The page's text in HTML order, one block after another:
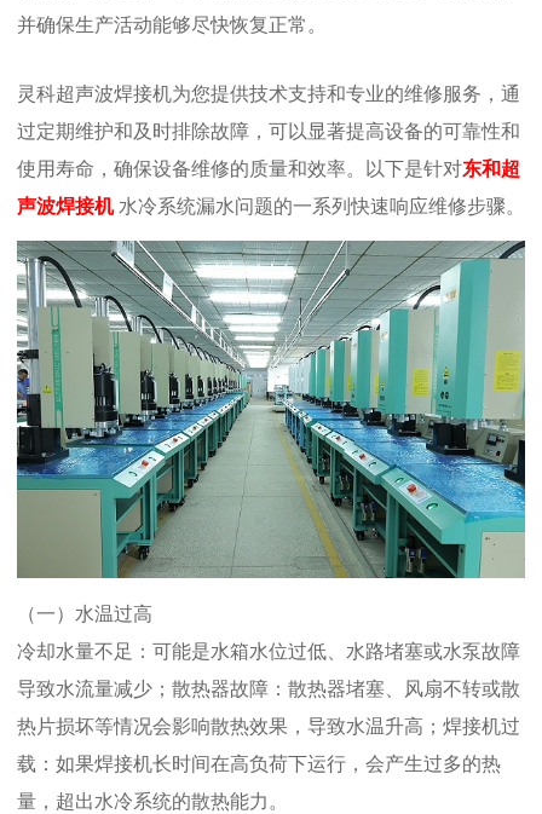
并确保生产活动能够尽快恢复正常。
灵科超声波焊接机为您提供技术支持和专业的维修服务，通
过定期维护和及时排除故障，可以显著提高设备的可靠性和
使用寿命，确保设备维修的质量和效率。
以下是针对东和超
声波焊接机 水冷系统漏水问题的一系列快速响应维修步骤。
（一）水温过高
冷却水量不足：可能是水箱水位过低、水路堵塞或水泵故障
导致水流量减少；散热器故障：散热器堵塞、风扇不转或散
热片损坏等情况会影响散热效果，导致水温升高；焊接机过
载：如果焊接机长时间在高负荷下运行，会产生过多的热
量，超出水冷系统的散热能力。